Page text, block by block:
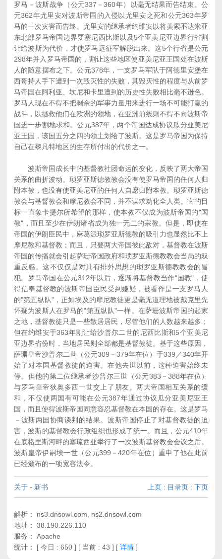
罗马－波斯战争（公元337－360年）以毫无结果而告结束。公
元362年尤里安对波斯帝国的入侵以尤里安之死和公元363年罗
马的一次灾害而告终。尤里安的继承者约维安以将美索不达米亚
东北部罗马帝国边界要塞尼西比斯以及5个亚美尼亚边界行省割
让给波斯为代价，才使罗马远征军解脱出来。这5个行省是公元
298年并入罗马帝国的，割让这些地区使亚美尼亚王国处在波斯
人的随意摆布之下。公元378年，一支罗马军队于阿德里安堡在
西哥持人手下遭到一次毁灭性的失败，其毁灭性的程度与从前罗
马帝国在阿利亚、坎尼和卡里遭到的历史性失败相比毫不逊色。
罗马人现在不得不把剩余的军事力量用来进行一场不可能打赢的
战斗，以拯救他们在欧洲的领地，在亚洲前线则不得不向波斯帝
国进一步割地求和。公元387年，两个帝国达成协议瓜分亚美尼
亚王国，该国五分之四的领土划给了波斯。这是罗马帝国为保持
自己在黎凡特地区的生存所付出的代价之一。
波斯帝国成长中的基督教社团命运的变化，反映了两大帝国
关系的曲折波动。琐罗亚斯德教教会没有使罗马帝国的任何人归
附本教，也没有使亚美尼亚的任何人自愿归附本教。琐罗亚斯德
教会与基督教会和摩尼教会不同，并不谋求劝化全人类。它的目
标一直象卡提尔所希望的那样，使本教不仅成为波斯帝国的"国
教"，而且至少在伊朗诸省成为独一无二的宗教。但是，即使在
帝国的伊朗臣民中，麻葛派琐罗亚斯德教的吸引力也显然比不上
摩尼教和基督教；而且，只要两大帝国彼此敌对，基督教在波斯
帝国的传播就会引起萨珊帝国政府和琐罗亚斯德教教会当局的双
重反感。这不仅仅是对具有排外思想的琐罗亚斯德教教会的冒
犯。罗马帝国在公元312年以后，逐渐将基督教当作"国教"，使
得信奉基督教的波斯帝国臣民受到嫌疑，被看作是一支罗马人
的"第五纵队"，正如埃及的摩尼教徒更是毫无道理地被戴克里先
怀疑为波斯人在罗马的"第五纵队"一样。在萨珊波斯帝国的起家
之地，基督教徒只是一些散居居民，尽管他们的人数越来越多；
但在约维安于363年割让给沙普尔二世的尼西比斯和5个亚美尼
亚边界省份时，当地居民则全部都是基督教徒。基于这些原因，
萨珊皇帝沙普尔二世（公元309－379年在位）于339／340年开
始了对本国基督教徒的迫害。在他去世以前，这种迫害始终未
停。但他的第二位继承者沙普尔三世（公元383－388年在位）
与罗马皇帝狄奥多西一世交上了朋友。两大帝国相互关系的缓
和，不仅使两国有可能在公元387年通过协议瓜分亚美尼亚王
国，而且使得波斯帝国同意容忍基督教在本国的存在。这是罗马
－波斯两国协商谈判的结果。波斯帝国停止了对基督教徒的迫
害，波斯的基督教会行政组织也形成了统一。而且，公元410年
在底格里斯河畔的塞琉西亚举行了一次波斯基督教会会议之后。
波斯皇帝伊嗣埃一世（公元399－420年在位）重申了他在此前
已经颁布的一项宽容法令。
关于 - 新书 上页 : 目录页 : 下页
解析： ns3.dnsowl.com, ns2.dnsowl.com
地址： 38.190.226.110
服务： Apache
统计： [ 今日 : 650 ] [ 当前 : 43 ] [ 详情 ]